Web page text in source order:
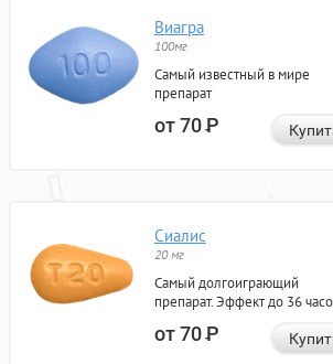
Виагра
100мг
Самый известный в мире
препарат
от 70Р
Сиалис
20 мг
Самый долгоиграющий
препарат. Эффект до 36
от 70Р